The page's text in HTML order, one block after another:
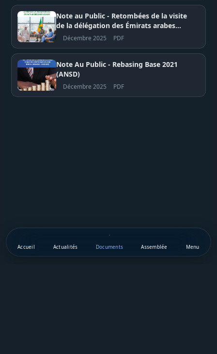
Note au Public - Retombées de la visite
de la délégation des Émirats arabes
unis à Dakar
Décembre 2025 PDF
Note Au Public - Rebasing Base 2021
(ANSD)
Décembre 2025 PDF
Accueil Actualités Documents Assemblée Menu